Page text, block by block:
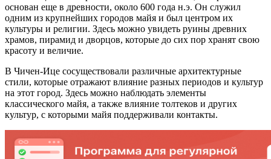
основан еще в древности, около 600 года н.э. Он служил
одним из крупнейших городов майя и был центром их
культуры и религии. Здесь можно увидеть руины древних
храмов, пирамид и дворцов, которые до сих пор хранят свою
красоту и величие.
В Чичен-Ице сосуществовали различные архитектурные
стили, которые отражают влияние разных периодов и культур
на этот город. Здесь можно наблюдать элементы
классического майя, а также влияние толтеков и других
культур, с которыми майя поддерживали контакты.